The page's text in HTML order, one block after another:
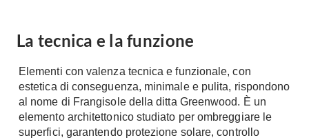
Lattice
Memory Foam
Reti Letto
Cuscini
Consigli materassi
Rivestimenti
Ceramica
Cotto
La tecnica e la funzione
Elementi con valenza tecnica e funzionale, con
estetica di conseguenza, minimale e pulita, rispondono
al nome di Frangisole della ditta Greenwood. È un
elemento architettonico studiato per ombreggiare le
superfici, garantendo protezione solare, controllo